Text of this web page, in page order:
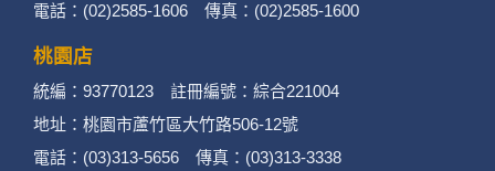
電話：(02)2585-1606 傳真：(02)2585-1600
桃園店
統編：93770123 註冊編號：綜合221004
地址：桃園市蘆竹區大竹路506-12號
電話：(03)313-5656 傳真：(03)313-3338